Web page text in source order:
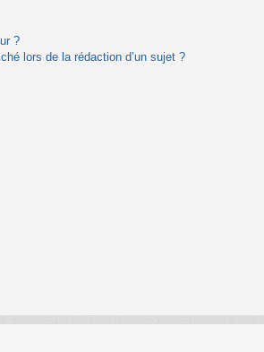
?
lors de la rédaction d’un sujet ?